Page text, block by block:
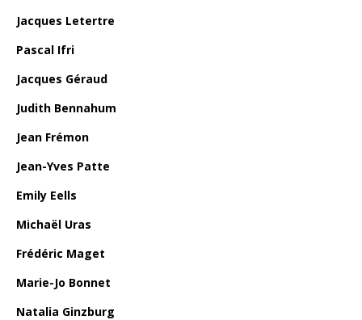
Jacques Letertre
Pascal Ifri
Jacques Géraud
Judith Bennahum
Jean Frémon
Jean-Yves Patte
Emily Eells
Michaël Uras
Frédéric Maget
Marie-Jo Bonnet
Natalia Ginzburg